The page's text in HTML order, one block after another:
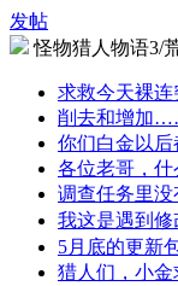
发帖
怪物猎人物语3/
求救今天裸
削去和增加
你们白金以后
各位老哥，什
调查任务里没
我这是遇到修
5月底的更新
猎人们，小金